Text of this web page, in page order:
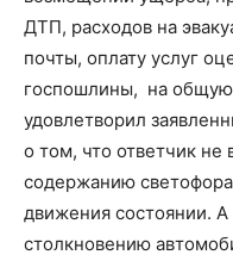
ДТП, расходов на
почты, оплату услуг
госпошлины, на
удовлетворил
о том, что ответчик не
содержанию
движения состоянии.
столкновению